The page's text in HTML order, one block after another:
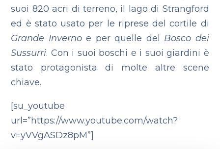
suoi 820 acri di terreno, il lago di Strangford
ed è stato usato per le riprese del cortile di
Grande Invernoe per quelle del Bosco dei
Sussurri. Con i suoi boschi e i suoi giardini è
stato protagonista di molte altre scene
chiave.
[su_youtube
url=”https://www.youtube.com/watch?
v=yVVgASDz8pM”]